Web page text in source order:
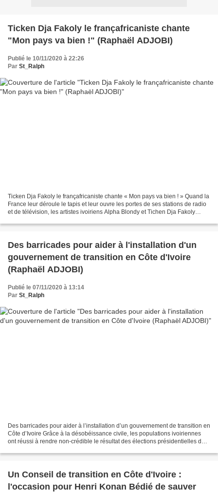
Ticken Dja Fakoly le françafricaniste chante
"Mon pays va bien !" (Raphaël ADJOBI)
Publié le 10/11/2020 à 22:26
Par St_Ralph
Ticken Dja Fakoly le françafricaniste chante « Mon pays va bien ! » Quand la
France leur déroule le tapis et leur ouvre les portes de ses stations de radio
et de télévision, les artistes ivoiriens Alpha Blondy et Tichen Dja Fakoly
Des barricades pour aider à l'installation d'un
gouvernement de transition en Côte d'Ivoire
(Raphaël ADJOBI)
Publié le 07/11/2020 à 13:14
Par St_Ralph
Des barricades pour aider à l’installation d’un gouvernement de transition en
Côte d’Ivoire Grâce à la désobéissance civile, les populations ivoiriennes
ont réussi à rendre non-crédible le résultat des élections présidentielles du
Un Conseil de transition en Côte d'Ivoire :
l'occasion pour Henri Konan Bédié de sauver